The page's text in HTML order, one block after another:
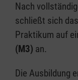
Nach
schließt sich
Praktikum auf
(M3) an.
Die Ausbildung